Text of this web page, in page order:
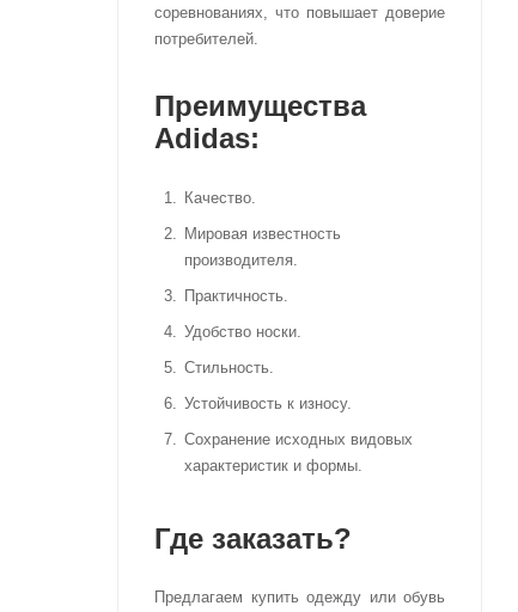
соревнованиях, что повышает доверие
потребителей.
Преимущества
Adidas:
Качество.
Мировая известность
производителя.
Практичность.
Удобство носки.
Стильность.
Устойчивость к износу.
Сохранение исходных видовых
характеристик и формы.
Где заказать?
Предлагаем купить одежду или обувь